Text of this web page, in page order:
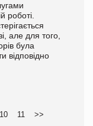
роботі.
але для того,
була
відповідно
10 11 >>